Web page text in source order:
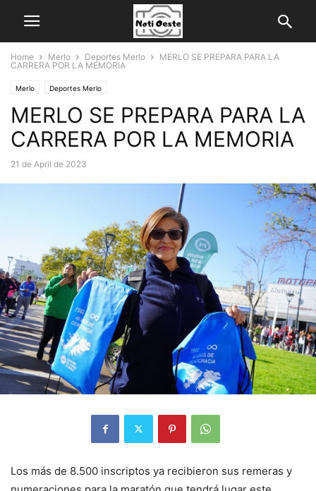
Home Merlo Deportes Merlo
MERLO SE PREPARA PARA LA
CARRERA POR LA MEMORIA
Merlo Deportes Merlo
MERLO SE PREPARA PARA LA
CARRERA POR LA MEMORIA
21 de April de 2023
Los más de 8.500 inscriptos ya recibieron sus remeras y